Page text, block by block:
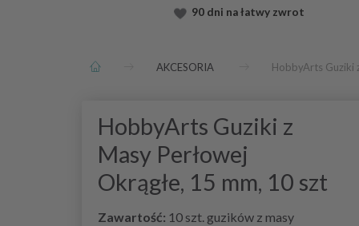
90 dni na łatwy zwrot
AKCESORIA HobbyArts Guziki
HobbyArts Guziki z
Masy Perłowej
Okrągłe, 15 mm, 10 szt
Zawartość: 10 szt. guzików z masy